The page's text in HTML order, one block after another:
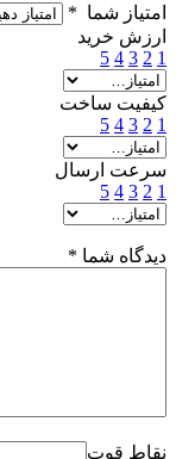
امتیاز شما *
ارزش خرید
1
2
3
4
5
کیفیت ساخت
1
2
3
4
5
سرعت ارسال
1
2
3
4
5
دیدگاه شما *
نقاط قوت